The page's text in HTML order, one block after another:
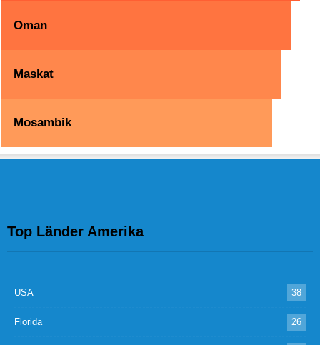
Oman
Maskat
Mosambik
Top Länder Amerika
USA 38
Florida 26